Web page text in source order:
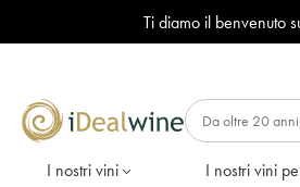
Ti diamo il benvenuto
I nostri vini I nostri vini